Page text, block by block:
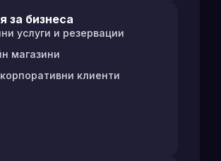
за бизнеса
услуги и резервации
магазини
клиенти